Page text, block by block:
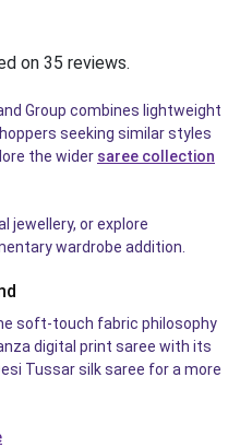
on 35 reviews.
Group combines lightweight
seeking similar styles
the wider saree collection
jewellery, or explore
wardrobe addition.
soft-touch fabric philosophy
digital print saree with its
Tussar silk saree for a more